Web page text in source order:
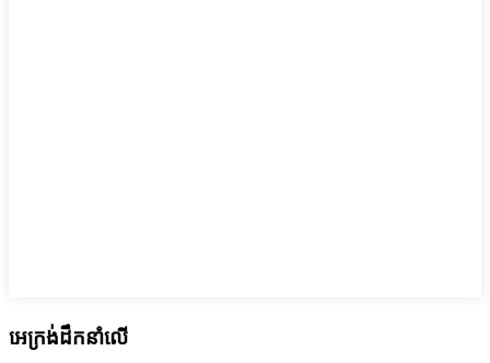
អេក្រង់ដឹកនាំលើ